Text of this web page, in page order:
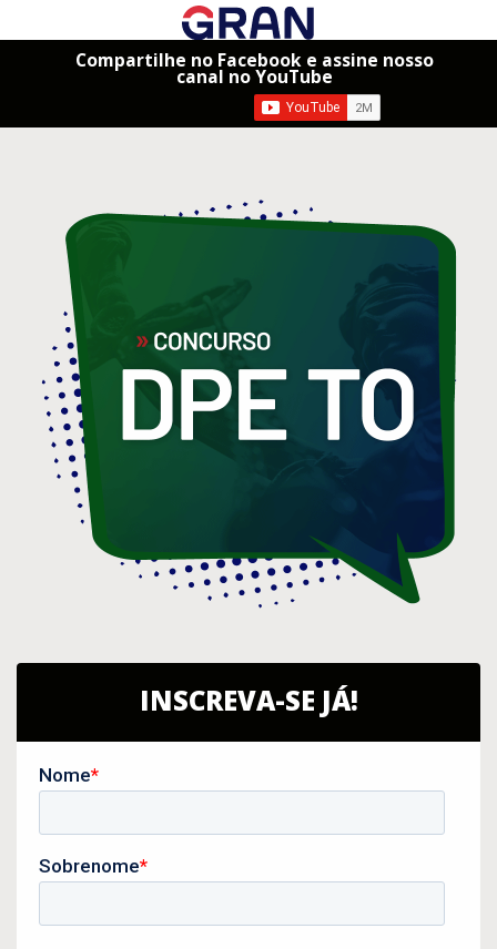
Compartilhe no Facebook e assine nosso
canal no YouTube
INSCREVA-SE JÁ!